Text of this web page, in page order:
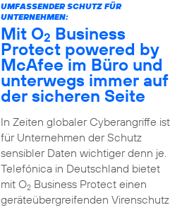
UMFASSENDER SCHUTZ FÜR
UNTERNEHMEN:
Mit O2 Business
Protect powered by
McAfee im Büro und
unterwegs immer auf
der sicheren Seite
In Zeiten globaler Cyberangriffe ist
für Unternehmen der Schutz
sensibler Daten wichtiger denn je.
Telefónica in Deutschland bietet
mit O2Business Protect einen
geräteübergreifenden Virenschutz